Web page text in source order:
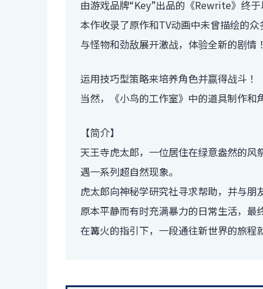
由游戏品牌“Key”出品的《Rewrite》终
本作收录了原作和TV动画中未曾描绘的
与怪物和劲敌展开激战，体验全新的剧情！
运用技巧型策略来培养角色并赢得战斗！
当然，《小鸟的工作室》中的道具制作和
【简介】
天王寺虎太郎，一位居住在绿意盎然的
遇一系列超自然现象。
虎太郎向神秘学研究社寻求帮助，并与朋
原本平静而有时充满暴力的日常生活，最
在篝火的指引下，一段通往新世界的旅程